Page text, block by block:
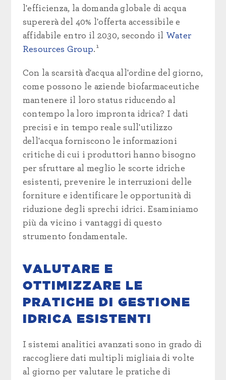
l'efficienza, la domanda globale di acqua
supererà del 40% l'offerta accessibile e
affidabile entro il 2030, secondo il Water
Resources Group.¹
Con la scarsità d'acqua all'ordine del giorno,
come possono le aziende biofarmaceutiche
mantenere il loro status riducendo al
contempo la loro impronta idrica? I dati
precisi e in tempo reale sull'utilizzo
dell'acqua forniscono le informazioni
critiche di cui i produttori hanno bisogno
per sfruttare al meglio le scorte idriche
esistenti, prevenire le interruzioni delle
forniture e identificare le opportunità di
riduzione degli sprechi idrici. Esaminiamo
più da vicino i vantaggi di questo
strumento fondamentale.
VALUTARE E
OTTIMIZZARE LE
PRATICHE DI GESTIONE
IDRICA ESISTENTI
I sistemi analitici avanzati sono in grado di
raccogliere dati multipli migliaia di volte
al giorno per valutare le pratiche di